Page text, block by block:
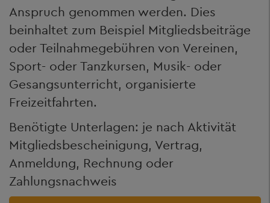
Anspruch genommen werden. Dies
beinhaltet zum Beispiel Mitgliedsbeiträge
oder Teilnahmegebühren von Vereinen,
Sport- oder Tanzkursen, Musik- oder
Gesangsunterricht, organisierte
Freizeitfahrten.
Benötigte Unterlagen: je nach Aktivität
Mitgliedsbescheinigung, Vertrag,
Anmeldung, Rechnung oder
Zahlungsnachweis